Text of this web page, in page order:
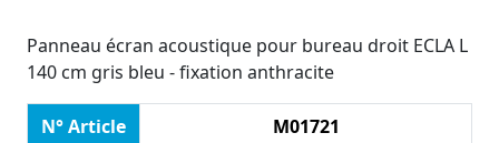
Panneau écran acoustique pour bureau droit ECLA L
140 cm gris bleu - fixation anthracite
N° Article
M01721